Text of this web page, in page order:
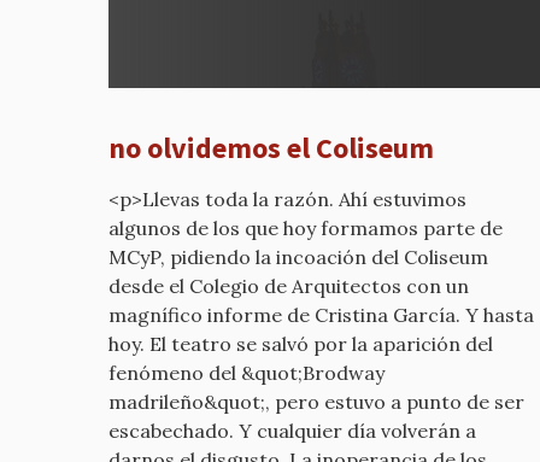
no
por
mcyp-
old
no olvidemos el Coliseum
<p>Llevas toda la razón. Ahí estuvimos
algunos de los que hoy formamos parte de
MCyP, pidiendo la incoación del Coliseum
desde el Colegio de Arquitectos con un
magnífico informe de Cristina García. Y hasta
hoy. El teatro se salvó por la aparición del
fenómeno del &quot;Brodway
madrileño&quot;, pero estuvo a punto de ser
escabechado. Y cualquier día volverán a